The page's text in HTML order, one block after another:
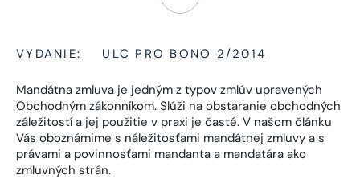
VYDANIE: ULC PRO BONO 2/2014
Mandátna zmluva je jedným z typov zmlúv upravených
Obchodným zákonníkom. Slúži na obstaranie obchodných
záležitostí a jej použitie v praxi je časté. V našom článku
Vás oboznámime s náležitosťami mandátnej zmluvy a s
právami a povinnosťami mandanta a mandatára ako
zmluvných strán.